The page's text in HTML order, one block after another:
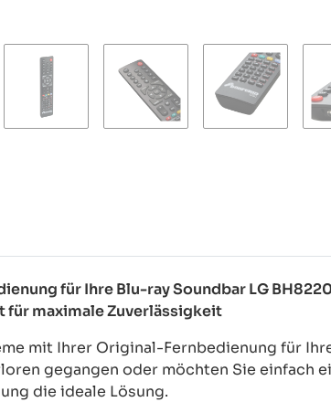
für Ihre Blu-ray Soundbar LG
für maximale Zuverlässigkeit
mit Ihrer Original-Fernbedienung für
gegangen oder möchten Sie einfach
die ideale Lösung.